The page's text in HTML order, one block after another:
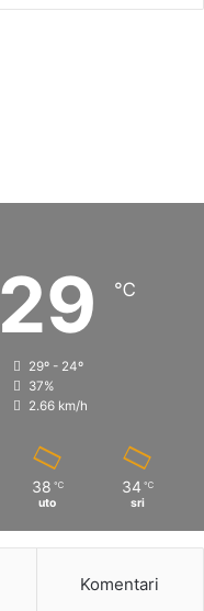
29 ℃
29º - 24º
37%
2.66 km/h
38 ℃
uto
34 ℃
sri
Komentari